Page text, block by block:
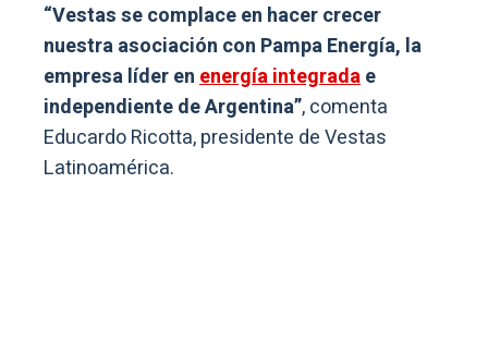
“Vestas se complace en hacer crecer
nuestra asociación con Pampa Energía, la
empresa líder enenergía integradae
independiente de Argentina”, comenta
Educardo Ricotta, presidente de Vestas
Latinoamérica.